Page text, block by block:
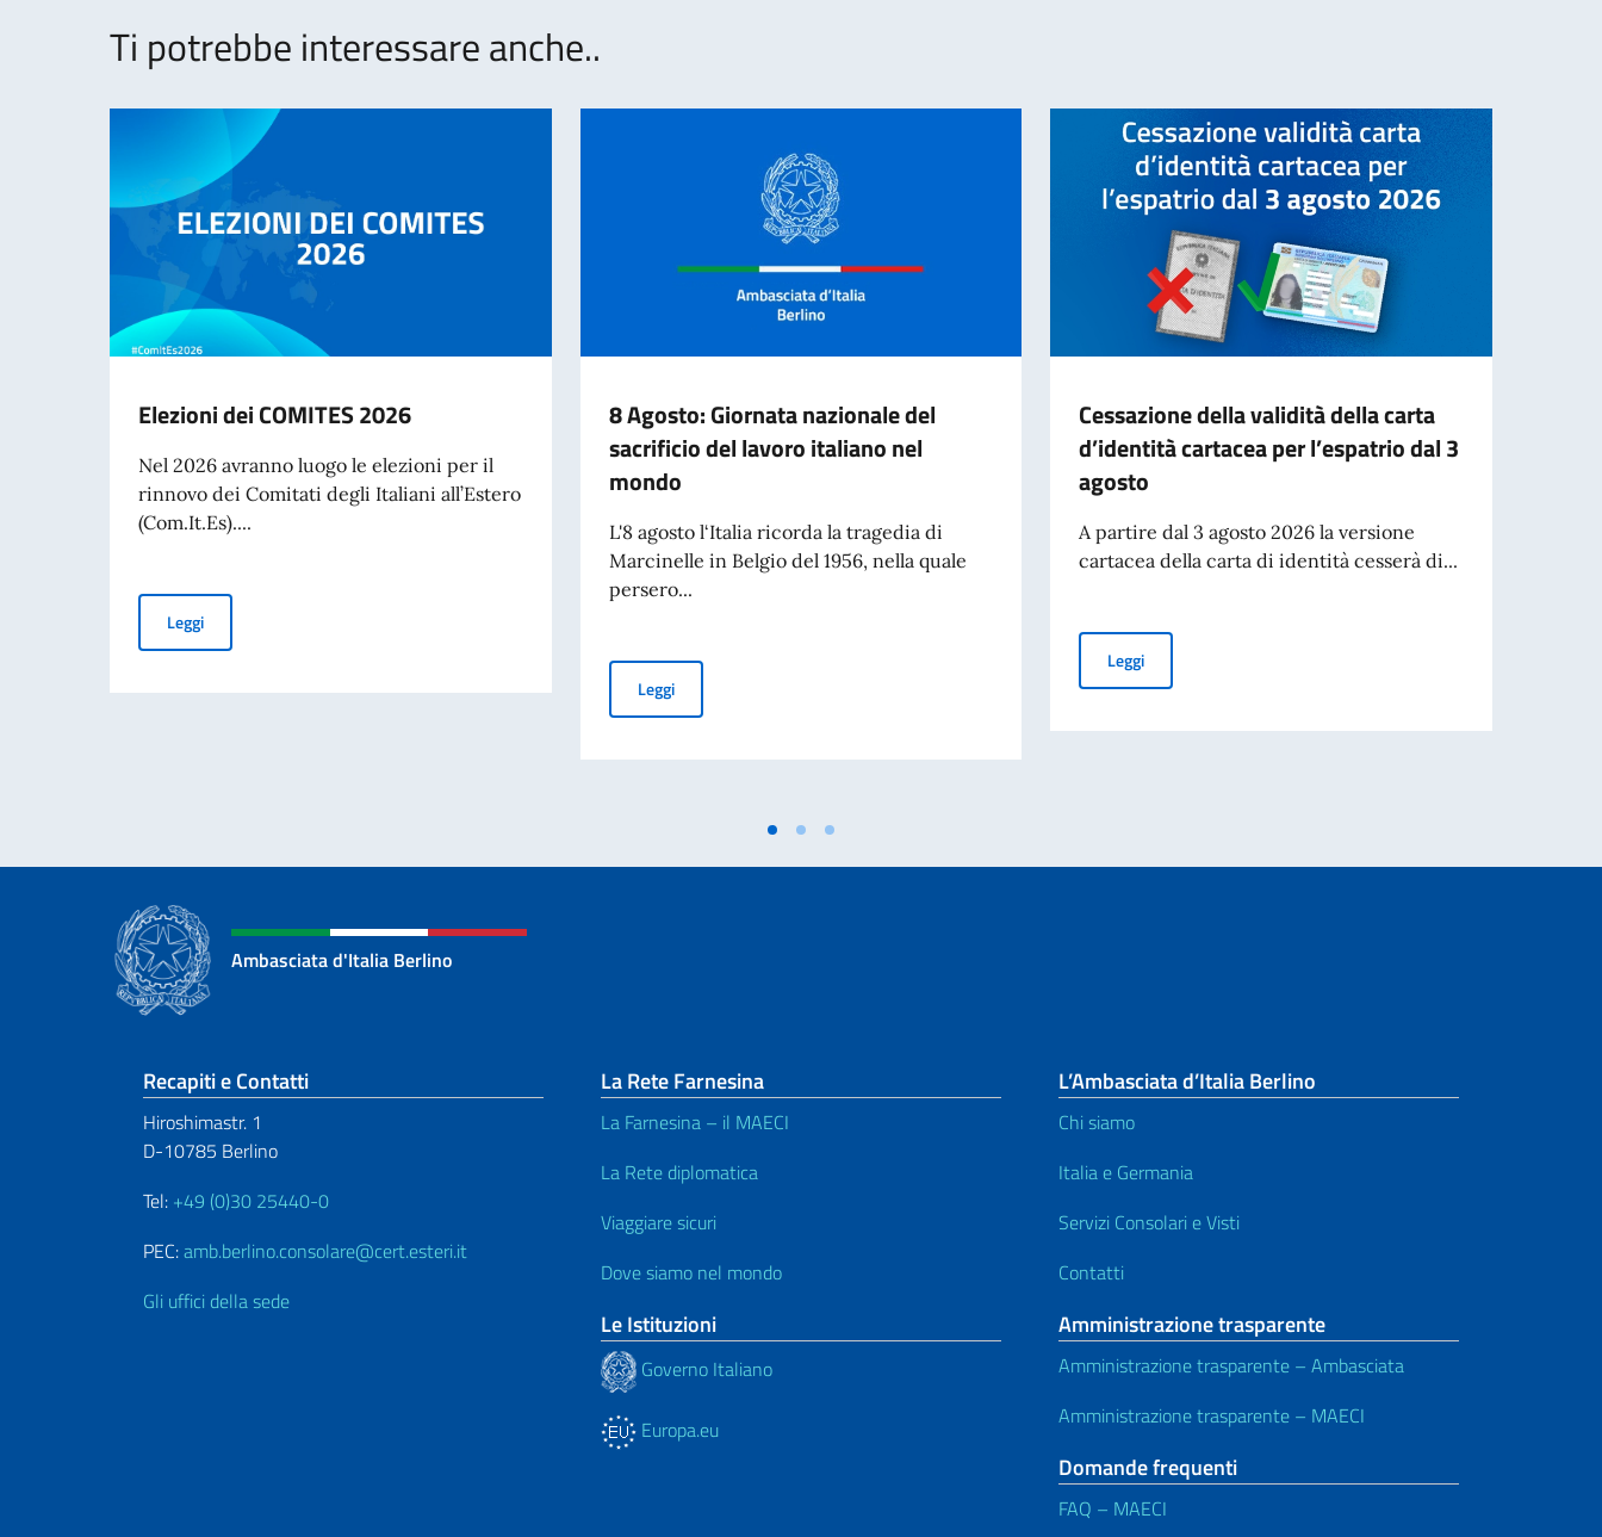
Ti potrebbe interessare anche..
Elezioni dei COMITES 2026
Nel 2026 avranno luogo le elezioni per il
rinnovo dei Comitati degli Italiani all’Estero
(Com.It.Es)....
LeggiElezioni dei COMITES 2026
8 Agosto: Giornata nazionale del
sacrificio del lavoro italiano nel
mondo
L'8 agosto l‘Italia ricorda la tragedia di
Marcinelle in Belgio del 1956, nella quale
persero...
Leggi8 Agosto: Giornata nazionale del sacrificio del lavoro italiano nel mondo
Cessazione della validità della carta
d’identità cartacea per l’espatrio dal 3
agosto
A partire dal 3 agosto 2026 la versione
cartacea della carta di identità cesserà di...
LeggiCessazione della validità della carta d’identità cartacea per
Ambasciata d'Italia Berlino
Sezione footer
Recapiti e Contatti
Hiroshimastr. 1
D-10785 Berlino
Tel: +49 (0)30 25440-0
PEC:amb.berlino.consolare@cert.esteri.it
Gli uffici della sede
La Rete Farnesina
La Farnesina – il MAECI
La Rete diplomatica
Viaggiare sicuri
Dove siamo nel mondo
Le Istituzioni
Governo Italiano
Europa.eu
L’Ambasciata d’Italia Berlino
Chi siamo
Italia e Germania
Servizi Consolari e Visti
Contatti
Amministrazione trasparente
Amministrazione trasparente – Ambasciata
Amministrazione trasparente – MAECI
Domande frequenti
FAQ – MAECI